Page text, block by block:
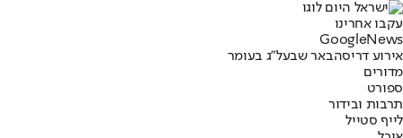
עקבו אחרינו
Googl eNews
אירוע דריסהבאר שבעל"ג בעומר
מדורים
ספורט
תרבות ובידור
לייף סטייל